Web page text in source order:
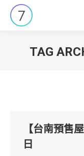
TAG
【台南預售
日